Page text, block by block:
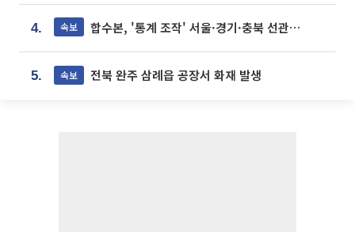
4. 속보 합수본, '통계 조작' 서울·경기·충북 선관위 등 추가 압수수색
5. 속보 전북 완주 삼례읍 공장서 화재 발생